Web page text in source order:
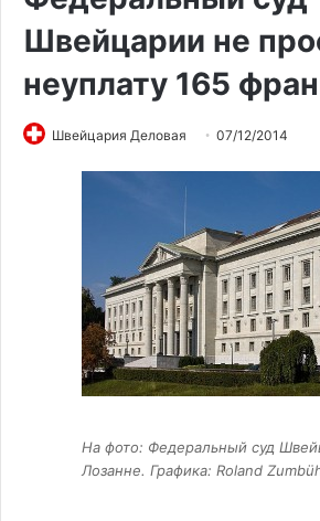
Швейцарии не
неуплату 165
Швейцария Деловая 07/12/2014
На фото: Федеральный суд
Лозанне. Графика: Roland